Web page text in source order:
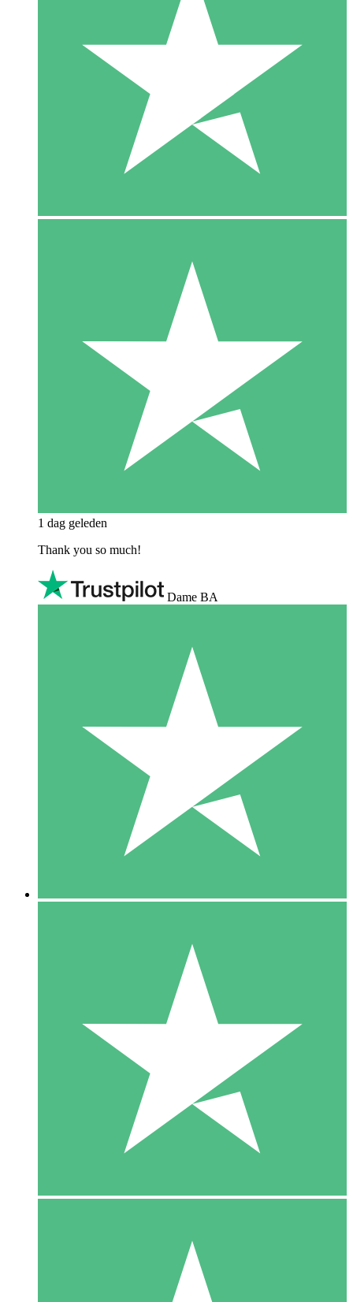
1 dag geleden
Thank you so much!
Dame BA